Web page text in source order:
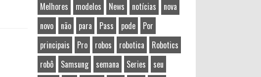
Melhores
modelos News notícias
nova
novo
não para Pass pode
Por
principais
Pro robos robotica
Robotics
robô
Samsung semana Series
seu